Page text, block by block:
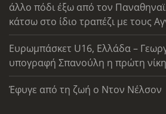
άλλο πόδι έξω από τον
κάτσω στο ίδιο τραπέζι με τους
Ευρωμπάσκετ U16, Ελλάδα –
υπογραφή Σπανούλη η πρώτη
Έφυγε από τη ζωή ο Ντον Νέλσον